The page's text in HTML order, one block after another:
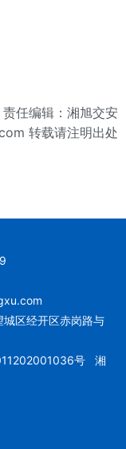
责任编辑：湘旭交安
转载请注明出处
区经开区赤岗路与
号
湘